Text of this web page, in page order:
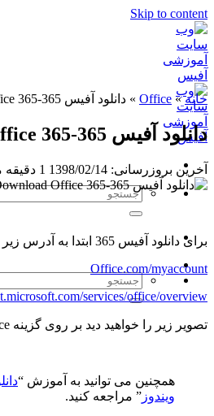
Skip to content
خانه»
Office
» دانلود آفیس 365-Download Office 365
دانلود آفیس 365-Download Office 365
آخرین بروزرسانی: 1398/02/14 1 دقیقه مطالعه
برای دانلود آفیس 365 ابتدا به آدرس زیر مراجعه نمایید:
Office.com/myaccount
services/office/overview
تصویر زیر را خواهید دید بر روی گزینه Install Office کلیک کنید.
همچنین می توانید به آموزش “
ویندوز ” مراجعه کنید.